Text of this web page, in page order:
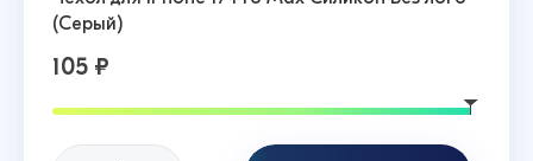
(Серый)
105 ₽